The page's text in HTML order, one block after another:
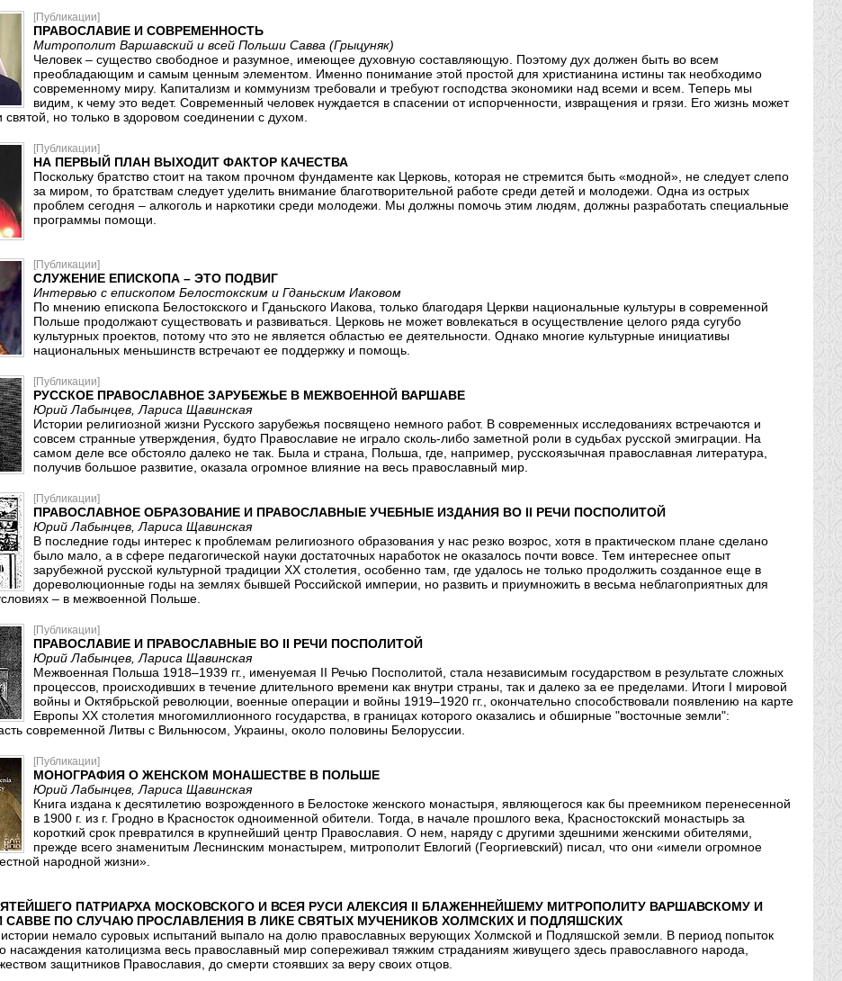
[Публикации]
ПРАВОСЛАВИЕ И СОВРЕМЕННОСТЬ
Митрополит Варшавский и всей Польши Савва (Грыцуняк)
Человек – существо свободное и разумное, имеющее духовную составляющую. Поэтому дух должен быть во всем
преобладающим и самым ценным элементом. Именно понимание этой простой для христианина истины так необходимо
современному миру. Капитализм и коммунизм требовали и требуют господства экономики над всеми и всем. Теперь мы
видим, к чему это ведет. Современный человек нуждается в спасении от испорченности, извращения и грязи. Его жизнь может
святой, но только в здоровом соединении с духом.
[Публикации]
НА ПЕРВЫЙ ПЛАН ВЫХОДИТ ФАКТОР КАЧЕСТВА
Поскольку братство стоит на таком прочном фундаменте как Церковь, которая не стремится быть «модной», не следует слепо
за миром, то братствам следует уделить внимание благотворительной работе среди детей и молодежи. Одна из острых
проблем сегодня – алкоголь и наркотики среди молодежи. Мы должны помочь этим людям, должны разработать специальные
программы помощи.
[Публикации]
СЛУЖЕНИЕ ЕПИСКОПА – ЭТО ПОДВИГ
Интервью с епископом Белостокским и Гданьским Иаковом
По мнению епископа Белостокского и Гданьского Иакова, только благодаря Церкви национальные культуры в современной
Польше продолжают существовать и развиваться. Церковь не может вовлекаться в осуществление целого ряда сугубо
культурных проектов, потому что это не является областью ее деятельности. Однако многие культурные инициативы
национальных меньшинств встречают ее поддержку и помощь.
[Публикации]
РУССКОЕ ПРАВОСЛАВНОЕ ЗАРУБЕЖЬЕ В МЕЖВОЕННОЙ ВАРШАВЕ
Юрий Лабынцев, Лариса Щавинская
Истории религиозной жизни Русского зарубежья посвящено немного работ. В современных исследованиях встречаются и
совсем странные утверждения, будто Православие не играло сколь-либо заметной роли в судьбах русской эмиграции. На
самом деле все обстояло далеко не так. Была и страна, Польша, где, например, русскоязычная православная литература,
получив большое развитие, оказала огромное влияние на весь православный мир.
[Публикации]
ПРАВОСЛАВНОЕ ОБРАЗОВАНИЕ И ПРАВОСЛАВНЫЕ УЧЕБНЫЕ ИЗДАНИЯ ВО II РЕЧИ ПОСПОЛИТОЙ
Юрий Лабынцев, Лариса Щавинская
В последние годы интерес к проблемам религиозного образования у нас резко возрос, хотя в практическом плане сделано
было мало, а в сфере педагогической науки достаточных наработок не оказалось почти вовсе. Тем интереснее опыт
зарубежной русской культурной традиции XX столетия, особенно там, где удалось не только продолжить созданное еще в
дореволюционные годы на землях бывшей Российской империи, но развить и приумножить в весьма неблагоприятных для
– в межвоенной Польше.
[Публикации]
ПРАВОСЛАВИЕ И ПРАВОСЛАВНЫЕ ВО II РЕЧИ ПОСПОЛИТОЙ
Юрий Лабынцев, Лариса Щавинская
Межвоенная Польша 1918–1939 гг., именуемая II Речью Посполитой, стала независимым государством в результате сложных
процессов, происходивших в течение длительного времени как внутри страны, так и далеко за ее пределами. Итоги I мировой
войны и Октябрьской революции, военные операции и войны 1919–1920 гг., окончательно способствовали появлению на карте
Европы XX столетия многомиллионного государства, в границах которого оказались и обширные "восточные земли":
современной Литвы с Вильнюсом, Украины, около половины Белоруссии.
[Публикации]
МОНОГРАФИЯ О ЖЕНСКОМ МОНАШЕСТВЕ В ПОЛЬШЕ
Юрий Лабынцев, Лариса Щавинская
Книга издана к десятилетию возрожденного в Белостоке женского монастыря, являющегося как бы преемником перенесенной
в 1900 г. из г. Гродно в Красносток одноименной обители. Тогда, в начале прошлого века, Красностокский монастырь за
короткий срок превратился в крупнейший центр Православия. О нем, наряду с другими здешними женскими обителями,
прежде всего знаменитым Леснинским монастырем, митрополит Евлогий (Георгиевский) писал, что они «имели огромное
народной жизни».
ПАТРИАРХА МОСКОВСКОГО И ВСЕЯ РУСИ АЛЕКСИЯ II БЛАЖЕННЕЙШЕМУ МИТРОПОЛИТУ ВАРШАВСКОМУ И
САВВЕ ПО СЛУЧАЮ ПРОСЛАВЛЕНИЯ В ЛИКЕ СВЯТЫХ МУЧЕНИКОВ ХОЛМСКИХ И ПОДЛЯШСКИХ
немало суровых испытаний выпало на долю православных верующих Холмской и Подляшской земли. В период попыток
насаждения католицизма весь православный мир сопереживал тяжким страданиям живущего здесь православного народа,
защитников Православия, до смерти стоявших за веру своих отцов.